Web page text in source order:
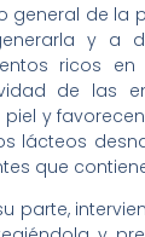
de la
y a
ricos
de las
y
lácteos
que
parte,